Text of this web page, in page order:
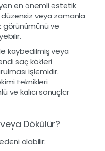
en önemli estetik
düzensiz veya zamanla
görünümünü ve
kaybedilmiş veya
saç kökleri
işlemidir.
teknikleri
ve kalıcı sonuçlar
Dökülür?
olabilir: